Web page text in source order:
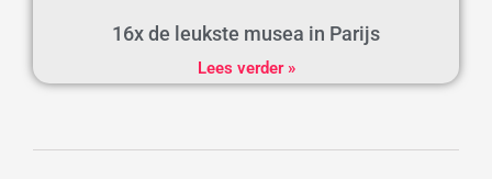
16x de leukste musea in Parijs
Lees verder »